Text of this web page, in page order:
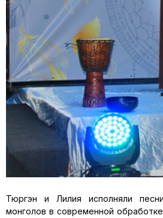
Тюргэн и Лилия исполняли
монголов в современной